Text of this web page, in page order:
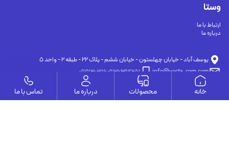
وستا
ارتباط با ما
درباره ما
يوسف آباد - خيابان چهلستون - خيابان ششم - پلاك ٢٢ - طبقه ٢ - واحد ٥
info@vesta-com.com
09126394251
09191302116
خانه محصولات درباره ما تماس با ما